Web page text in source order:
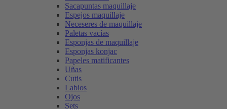
Sacapuntas maquillaje
Espejos maquillaje
Neceseres de maquillaje
Paletas vacías
Esponjas de maquillaje
Esponjas konjac
Papeles matificantes
Uñas
Cutis
Labios
Ojos
Sets